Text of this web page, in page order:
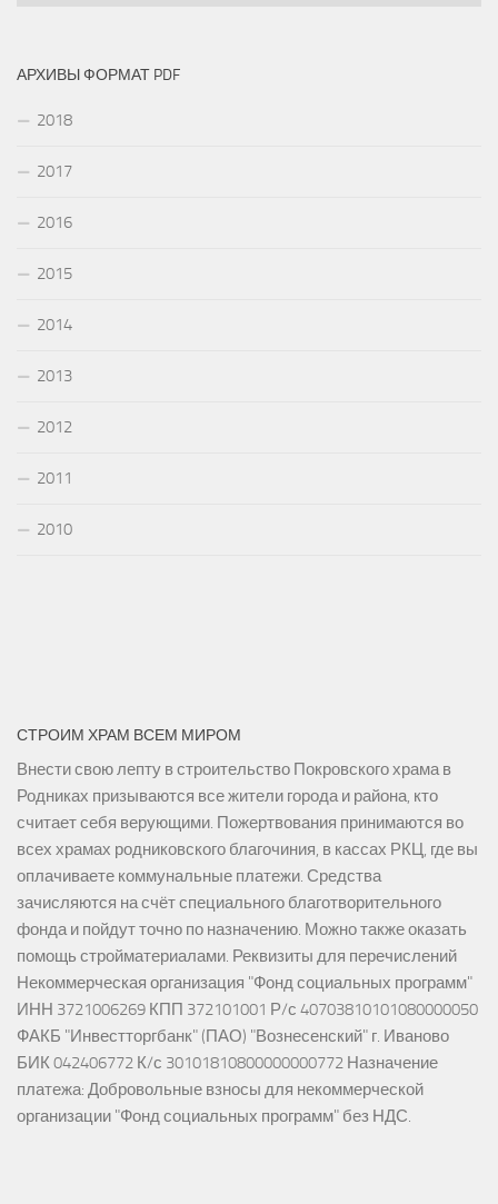
АРХИВЫ ФОРМАТ PDF
2018
2017
2016
2015
2014
2013
2012
2011
2010
СТРОИМ ХРАМ ВСЕМ МИРОМ
Внести свою лепту в строительство Покровского храма в
Родниках призываются все жители города и района, кто
считает себя верующими. Пожертвования принимаются во
всех храмах родниковского благочиния, в кассах РКЦ, где вы
оплачиваете коммунальные платежи. Средства
зачисляются на счёт специального благотворительного
фонда и пойдут точно по назначению. Можно также оказать
помощь стройматериалами. Реквизиты для перечислений
Некоммерческая организация "Фонд социальных программ"
ИНН 3721006269 КПП 372101001 Р/с 40703810101080000050
ФАКБ "Инвестторгбанк" (ПАО) "Вознесенский" г. Иваново
БИК 042406772 К/с 30101810800000000772 Назначение
платежа: Добровольные взносы для некоммерческой
организации "Фонд социальных программ" без НДС.